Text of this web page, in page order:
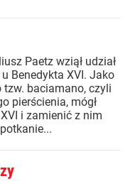
Paetz wziął udział
Benedykta XVI. Jako
baciamano, czyli
pierścienia, mógł
i zamienić z nim